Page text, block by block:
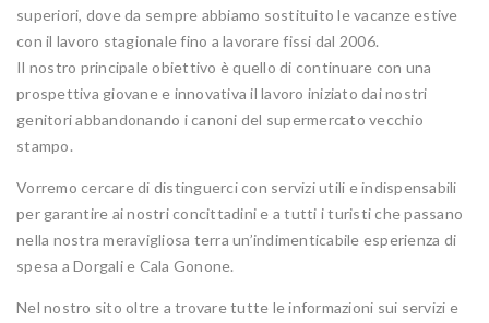
superiori, dove da sempre abbiamo sostituito le vacanze estive
con il lavoro stagionale fino a lavorare fissi dal 2006.
Il nostro principale obiettivo è quello di continuare con una
prospettiva giovane e innovativa il lavoro iniziato dai nostri
genitori abbandonando i canoni del supermercato vecchio
stampo.
Vorremo cercare di distinguerci con servizi utili e indispensabili
per garantire ai nostri concittadini e a tutti i turisti che passano
nella nostra meravigliosa terra un’indimenticabile esperienza di
spesa a Dorgali e Cala Gonone.
Nel nostro sito oltre a trovare tutte le informazioni sui servizi e